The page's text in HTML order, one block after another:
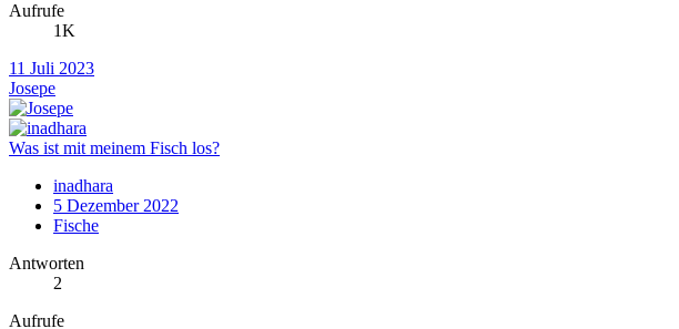
Aufrufe
1K
11 Juli 2023
Josepe
Was ist mit meinem Fisch los?
inadhara
5 Dezember 2022
Fische
Antworten
2
Aufrufe